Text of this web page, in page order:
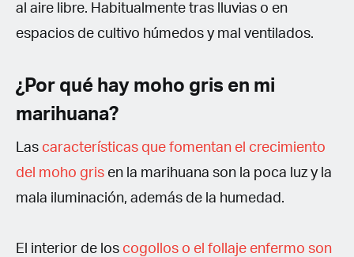
al aire libre. Habitualmente tras lluvias o en
espacios de cultivo húmedos y mal ventilados.
¿Por qué hay moho gris en mi
marihuana?
Las características que fomentan el crecimiento
del moho gris en la marihuana son la poca luz y la
mala iluminación, además de la humedad.
El interior de los cogollos o el follaje enfermo son